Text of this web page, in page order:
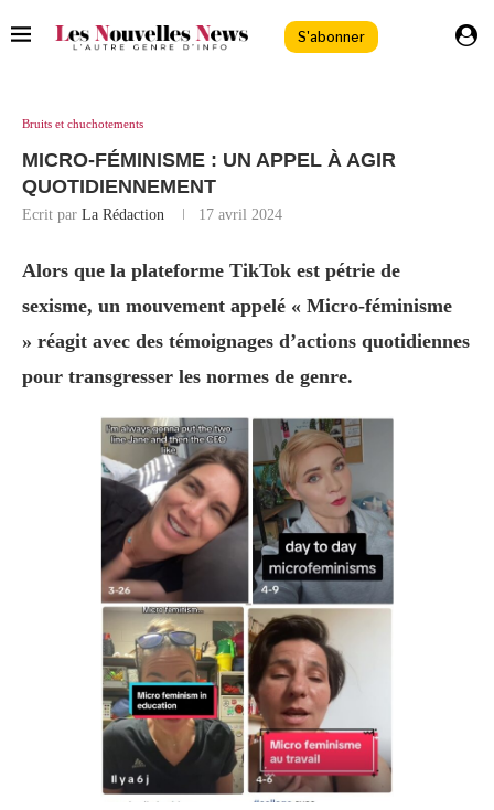
S'abonner
Bruits et chuchotements
MICRO-FÉMINISME : UN APPEL À AGIR
QUOTIDIENNEMENT
Ecrit par La Rédaction 17 avril 2024
Alors que la plateforme TikTok est pétrie de
sexisme, un mouvement appelé « Micro-féminisme
» réagit avec des témoignages d’actions quotidiennes
pour transgresser les normes de genre.